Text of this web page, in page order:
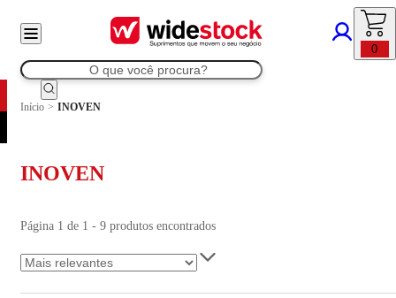
0
Início > INOVEN
INOVEN
Página 1 de 1 - 9 produtos encontrados